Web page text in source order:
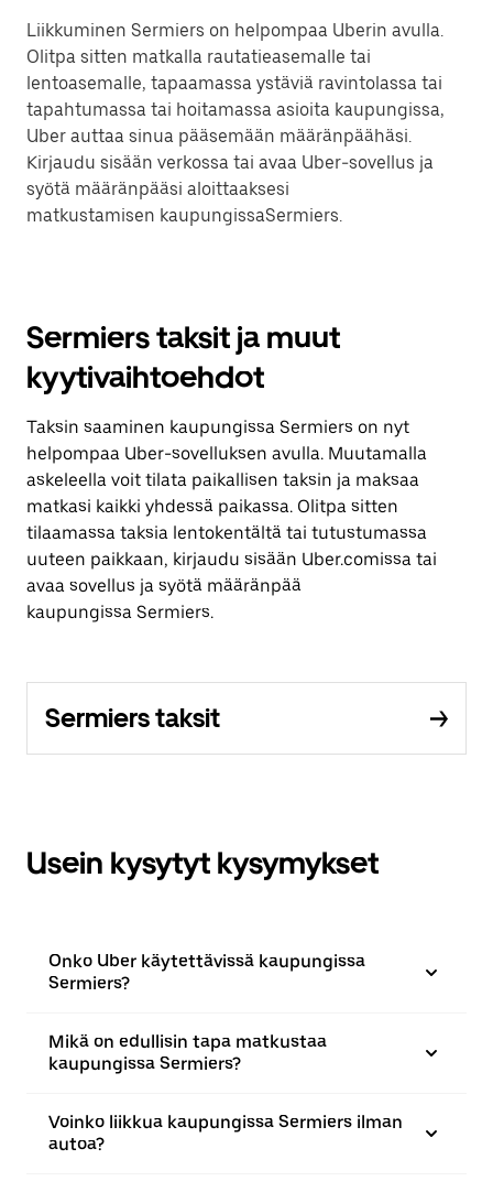
Liikkuminen Sermiers on helpompaa Uberin avulla.
Olitpa sitten matkalla rautatieasemalle tai
lentoasemalle, tapaamassa ystäviä ravintolassa tai
tapahtumassa tai hoitamassa asioita kaupungissa,
Uber auttaa sinua pääsemään määränpäähäsi.
Kirjaudu sisään verkossa tai avaa Uber-sovellus ja
syötä määränpääsi aloittaaksesi
matkustamisen kaupungissaSermiers.
Sermiers taksit ja muut
kyytivaihtoehdot
Taksin saaminen kaupungissa Sermiers on nyt
helpompaa Uber-sovelluksen avulla. Muutamalla
askeleella voit tilata paikallisen taksin ja maksaa
matkasi kaikki yhdessä paikassa. Olitpa sitten
tilaamassa taksia lentokentältä tai tutustumassa
uuteen paikkaan, kirjaudu sisään Uber.comissa tai
avaa sovellus ja syötä määränpää
kaupungissa Sermiers.
Sermiers taksit
Usein kysytyt kysymykset
Onko Uber käytettävissä kaupungissa
Sermiers?
Mikä on edullisin tapa matkustaa
kaupungissa Sermiers?
Voinko liikkua kaupungissa Sermiers ilman
autoa?